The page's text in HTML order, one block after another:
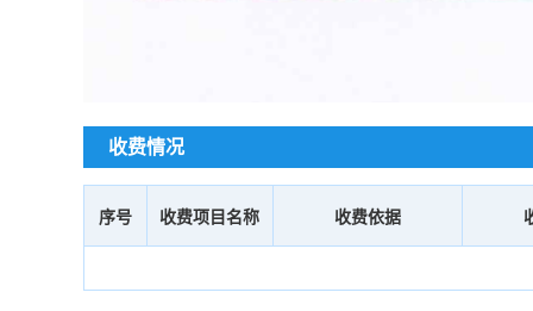
收费情况
序号 收费项目名称 收费依据